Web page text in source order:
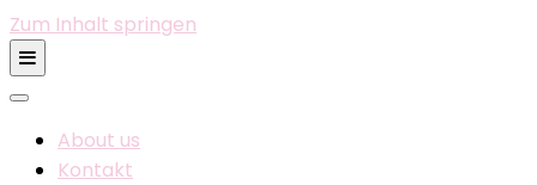
Zum Inhalt springen
About us
Kontakt